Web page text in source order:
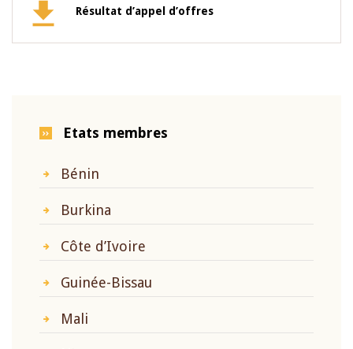
Résultat d’appel d’offres
Etats membres
Bénin
Burkina
Côte d’Ivoire
Guinée-Bissau
Mali